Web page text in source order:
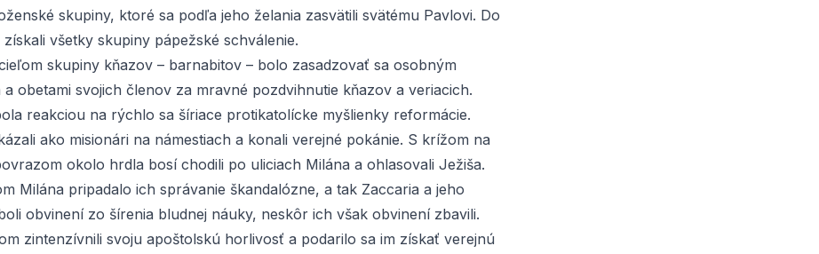
skupiny, ktoré sa podľa jeho želania zasvätili svätému Pavlovi. Do
získali všetky skupiny pápežské schválenie.
skupiny kňazov – barnabitov – bolo zasadzovať sa osobným
a obetami svojich členov za mravné pozdvihnutie kňazov a veriacich.
reakciou na rýchlo sa šíriace protikatolícke myšlienky reformácie.
ako misionári na námestiach a konali verejné pokánie. S krížom na
okolo hrdla bosí chodili po uliciach Milána a ohlasovali Ježiša.
Milána pripadalo ich správanie škandalózne, a tak Zaccaria a jeho
obvinení zo šírenia bludnej náuky, neskôr ich však obvinení zbavili.
zintenzívnili svoju apoštolskú horlivosť a podarilo sa im získať verejnú